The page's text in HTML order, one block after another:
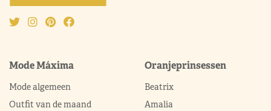
Mode Máxima
Mode algemeen
Outfit van de maand
Oranjeprinsessen
Beatrix
Amalia